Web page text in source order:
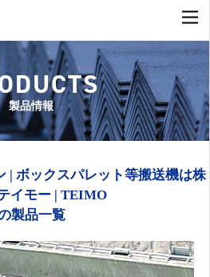
製品情報
| ボックスパレット等搬送機は株
イモー | TEIMO
製品一覧